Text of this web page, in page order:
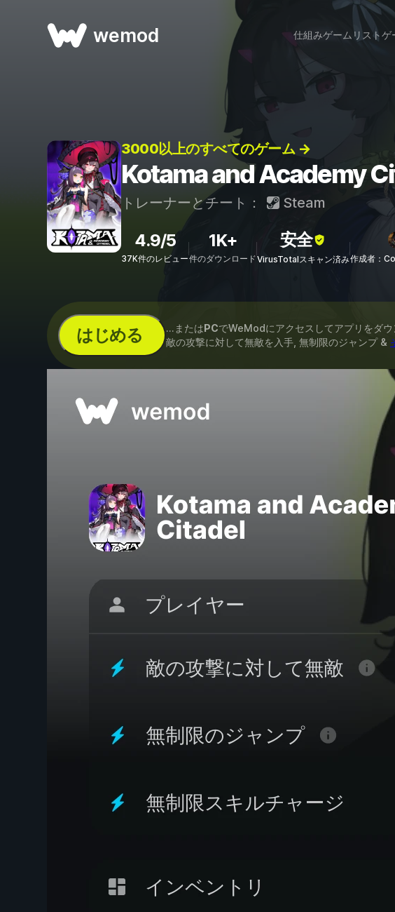
wemod 仕組みゲームリストゲ
3000以上のすべてのゲーム →
Kotama and Academy
トレーナーとチート： Steam
4.9/5
37K件のレビュー
1K+
件のダウンロード
安全
VirusTotalスキャン済み作成者：
はじめる ...またはPCでWeModにアクセスしてアプリをダウ
敵の攻撃に対して無敵を入手, 無制限のジャンプ &